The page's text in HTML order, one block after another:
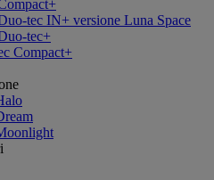
tec IN+ versione Luna Space
tec+
Compact+